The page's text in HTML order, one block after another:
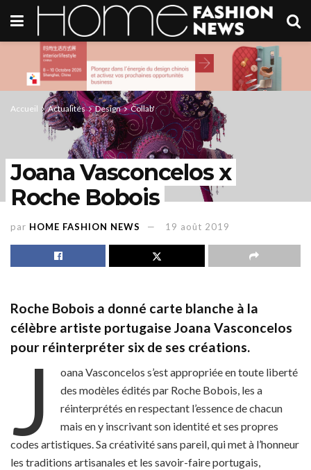
Accueil Actualités Design Collab'
Joana Vasconcelos x
Roche Bobois
par HOME FASHION NEWS 19 août 2019
Roche Bobois a donné carte blanche à la
célèbre artiste portugaise Joana Vasconcelos
pour réinterpréter six de ses créations.
J
oana Vasconcelos s’est appropriée en toute liberté
des modèles édités par Roche Bobois, les a
réinterprétés en respectant l’essence de chacun
mais en y inscrivant son identité et ses propres
codes artistiques. Sa créativité sans pareil, qui met à l’honneur
les traditions artisanales et les savoir-faire portugais,